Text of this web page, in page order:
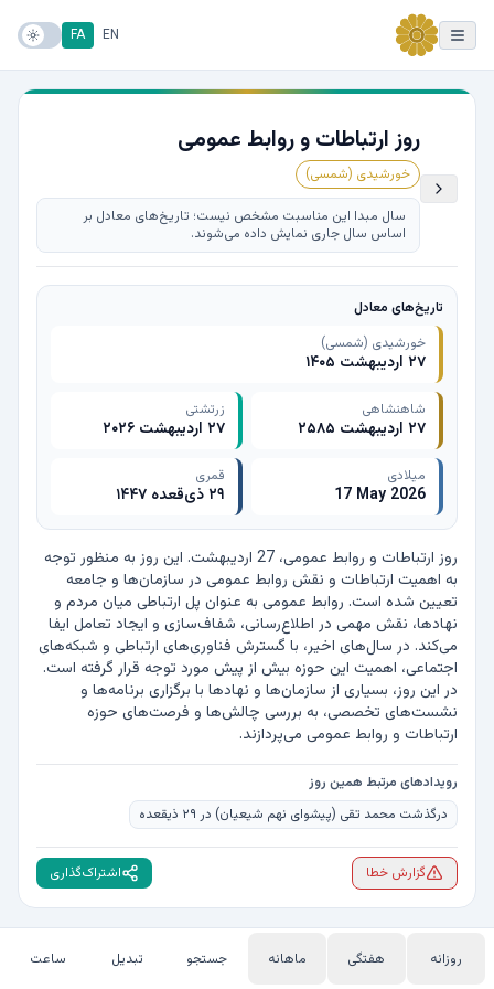
EN
FA
روز ارتباطات و روابط عمومی
خورشیدی (شمسی)
سال مبدا این مناسبت مشخص نیست؛ تاریخ‌های معادل بر
اساس سال جاری نمایش داده می‌شوند.
تاریخ‌های معادل
خورشیدی (شمسی)
۲۷ اردیبهشت ۱۴۰۵
شاهنشاهی
۲۷ اردیبهشت ۲۵۸۵
زرتشتی
۲۷ اردیبهشت ۲۰۲۶
میلادی
17 May 2026
قمری
۲۹ ذی‌قعده ۱۴۴۷
ارتباطات و روابط عمومی می‌پردازند.
رویدادهای مرتبط همین روز
درگذشت محمد تقی (پیشوای نهم شیعیان) در ۲۹ ذیقعده
گزارش خطا اشتراک‌گذاری
روزانه هفتگی ماهانه جستجو تبدیل ساعت